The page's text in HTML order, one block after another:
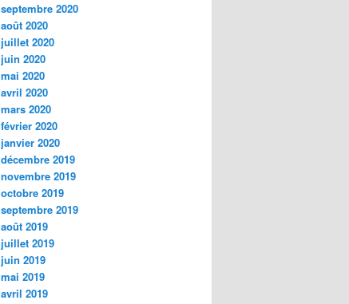
septembre 2020
août 2020
juillet 2020
juin 2020
mai 2020
avril 2020
mars 2020
février 2020
janvier 2020
décembre 2019
novembre 2019
octobre 2019
septembre 2019
août 2019
juillet 2019
juin 2019
mai 2019
avril 2019